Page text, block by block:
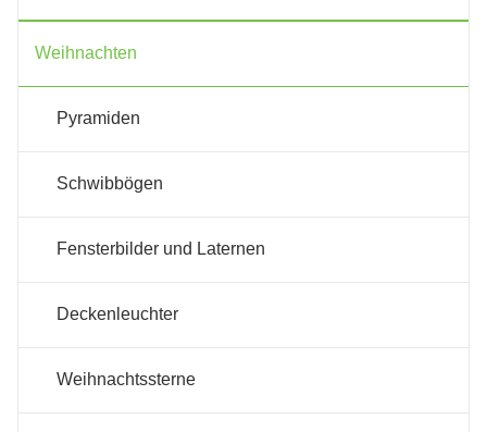
Weihnachten
Pyramiden
Schwibbögen
Fensterbilder und Laternen
Deckenleuchter
Weihnachtssterne